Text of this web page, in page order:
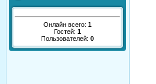
Онлайн всего: 1
Гостей: 1
Пользователей: 0